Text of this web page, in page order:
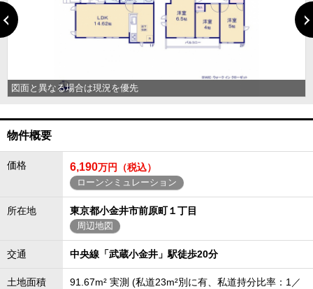
図面と異なる場合は現況を優先
物件概要
価格 6,190万円（税込）
ローンシミュレーション
所在地 東京都小金井市前原町１丁目
周辺地図
交通 中央線「武蔵小金井」駅徒歩20分
土地面積
91.67m² 実測 (私道23m²別に有、私道持分比率：1／